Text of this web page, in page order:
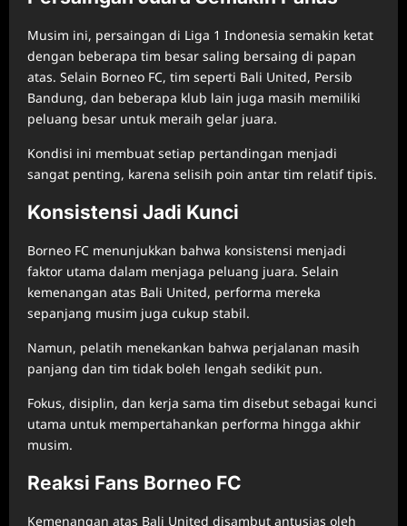
Musim ini, persaingan di Liga 1 Indonesia semakin ketat
dengan beberapa tim besar saling bersaing di papan
atas. Selain Borneo FC, tim seperti Bali United, Persib
Bandung, dan beberapa klub lain juga masih memiliki
peluang besar untuk meraih gelar juara.
Kondisi ini membuat setiap pertandingan menjadi
sangat penting, karena selisih poin antar tim relatif tipis.
Konsistensi Jadi Kunci
Borneo FC menunjukkan bahwa konsistensi menjadi
faktor utama dalam menjaga peluang juara. Selain
kemenangan atas Bali United, performa mereka
sepanjang musim juga cukup stabil.
Namun, pelatih menekankan bahwa perjalanan masih
panjang dan tim tidak boleh lengah sedikit pun.
Fokus, disiplin, dan kerja sama tim disebut sebagai kunci
utama untuk mempertahankan performa hingga akhir
musim.
Reaksi Fans Borneo FC
Kemenangan atas Bali United disambut antusias oleh